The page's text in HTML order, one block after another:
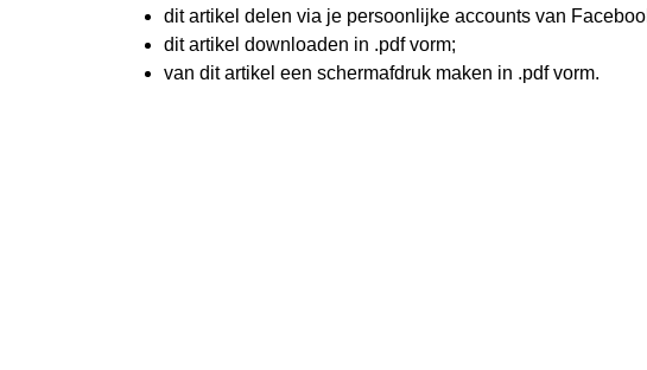
dit artikel delen via je persoonlijke accounts van
dit artikel downloaden in .pdf vorm;
van dit artikel een schermafdruk maken in .pdf vorm.